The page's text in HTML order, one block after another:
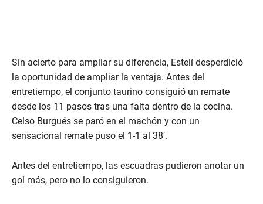
Sin acierto para ampliar su diferencia, Estelí desperdició
la oportunidad de ampliar la ventaja. Antes del
entretiempo, el conjunto taurino consiguió un remate
desde los 11 pasos tras una falta dentro de la cocina.
Celso Burgués se paró en el machón y con un
sensacional remate puso el 1-1 al 38′.
Antes del entretiempo, las escuadras pudieron anotar un
gol más, pero no lo consiguieron.